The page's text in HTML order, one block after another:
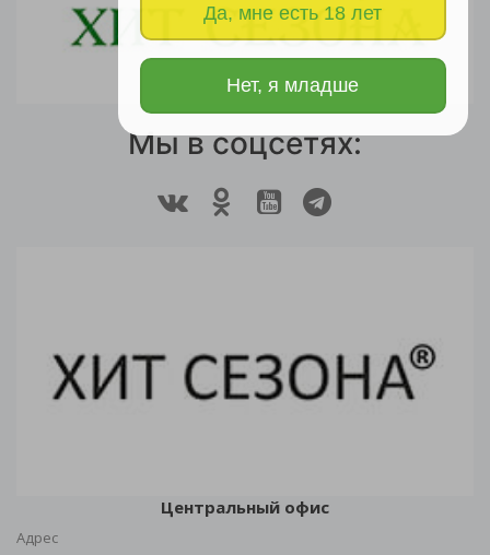
Да, мне есть 18 лет
Нет, я младше
Мы в соцсетях:
Центральный офис
Адрес